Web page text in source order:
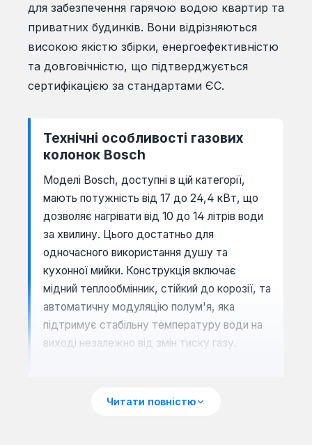
для забезпечення гарячою водою квартир та
приватних будинків. Вони відрізняються
високою якістю збірки, енергоефективністю
та довговічністю, що підтверджується
сертифікацією за стандартами ЄС.
Технічні особливості газових
колонок Bosch
Моделі Bosch, доступні в цій категорії,
мають потужність від 17 до 24,4 кВт, що
дозволяє нагрівати від 10 до 14 літрів води
за хвилину. Цього достатньо для
одночасного використання душу та
кухонної мийки. Конструкція включає
мідний теплообмінник, стійкий до корозії, та
автоматичну модуляцію полум'я, яка
підтримує стабільну температуру води на
виході незалежно від змін тиску газу.
Типи розпалу та тяги: як обрати
Читати повністю